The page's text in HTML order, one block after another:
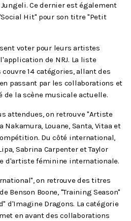
Ce dernier est également
Hit" pour son titre "Petit
voter pour leurs artistes
de NRJ. La liste
14 catégories, allant des
passant par les collaborations et
de la scène musicale actuelle.
attendues, on retrouve "Artiste
Nakamura, Louane, Santa, Vitaa et
Du côté international,
Sabrina Carpenter et Taylor
d'artiste féminine internationale.
on retrouve des titres
Benson Boone, "Training Season"
d'Imagine Dragons. La catégorie
en avant des collaborations